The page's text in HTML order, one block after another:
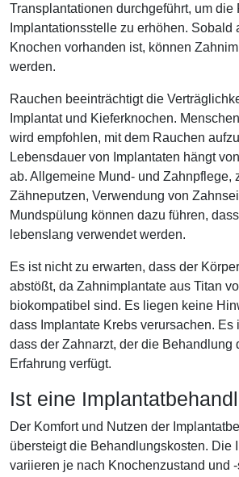
Transplantationen durchgeführt, um die
Implantationsstelle zu erhöhen. Sobald
Knochen vorhanden ist, können
werden.
Rauchen beeinträchtigt die
Implantat und Kieferknochen.
wird empfohlen, mit dem Rauchen
Lebensdauer von Implantaten hängt
ab. Allgemeine Mund- und Zahnpflege,
Zähneputzen, Verwendung von
Mundspülung können dazu führen,
lebenslang verwendet werden.
Es ist nicht zu erwarten, dass der
abstößt, da Zahnimplantate aus Titan
biokompatibel sind. Es liegen keine
dass Implantate Krebs verursachen. Es
dass der Zahnarzt, der die Behandlung
Erfahrung verfügt.
Ist eine
Der Komfort und Nutzen der
übersteigt die Behandlungskosten. Die
variieren je nach Knochenzustand und